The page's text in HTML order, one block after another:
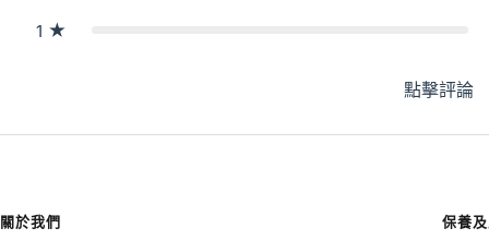
1
點擊評論
關於我們 保養